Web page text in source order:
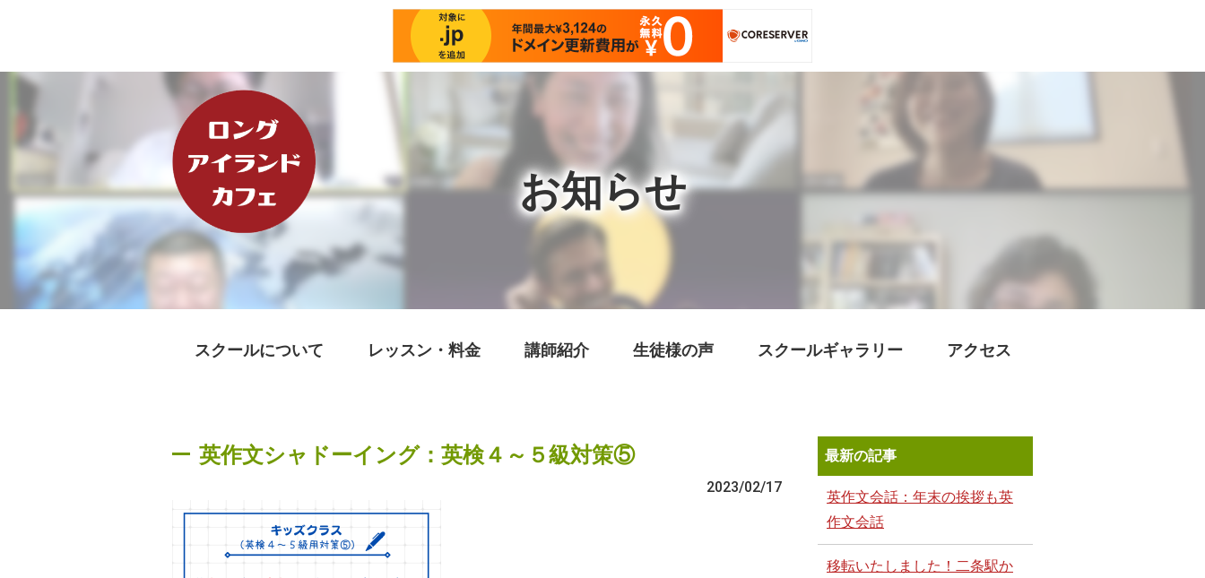
お知らせ
スクールについて レッスン・料金 講師紹介 生徒様の声 スクールギャラリー アクセス
英作文シャドーイング：英検４～５級対策⑤
2023/02/17
最新の記事
英作文会話：年末の挨拶も英
作文会話
移転いたしました！二条駅か